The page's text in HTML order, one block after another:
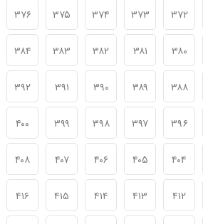
۳۷۲ ۳۷۳ ۳۷۴ ۳۷۵ ۳۷۶
۳۸۰ ۳۸۱ ۳۸۲ ۳۸۳ ۳۸۴
۳۸۸ ۳۸۹ ۳۹۰ ۳۹۱ ۳۹۲
۳۹۶ ۳۹۷ ۳۹۸ ۳۹۹ ۴۰۰
۴۰۴ ۴۰۵ ۴۰۶ ۴۰۷ ۴۰۸
۴۱۲ ۴۱۳ ۴۱۴ ۴۱۵ ۴۱۶